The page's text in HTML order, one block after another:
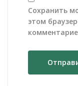
Сохранить
этом